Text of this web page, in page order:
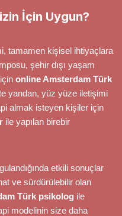
İçin Uygun?
tamamen kişisel ihtiyaçlara
şehir dışı yaşam
online Amsterdam Türk
yandan, yüz yüze iletişimi
almak isteyen kişiler için
ile yapılan birebir
etkili sonuçlar
ve sürdürülebilir olan
Türk psikolog ile
modelinin size daha